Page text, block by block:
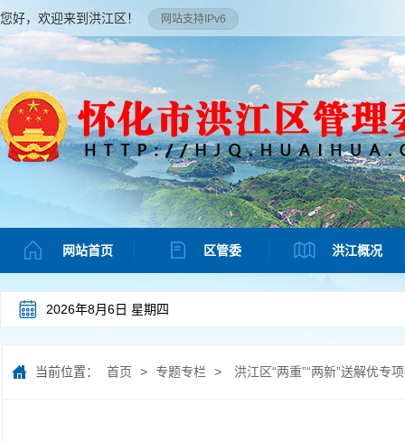
您好，欢迎来到洪江区！ 网站支持IPv6
网站首页 区管委 洪江概况
2026年8月6日 星期四
当前位置： 首页 > 专题专栏 > 洪江区“两重”“两新”送解优专